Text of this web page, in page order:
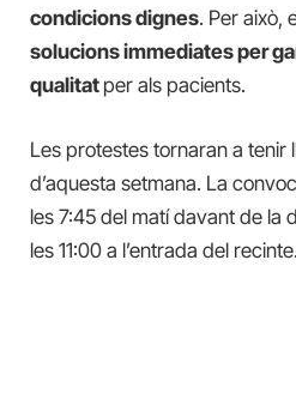
condicions dignes. Per això,
solucions immediates per
qualitat per als pacients.
Les protestes tornaran a
d’aquesta setmana. La
les 7:45 del matí davant de la
les 11:00 a l’entrada del recinte.